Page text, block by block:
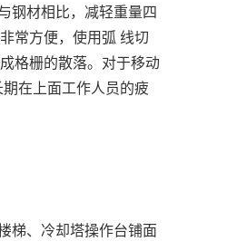
钢材相比，减轻重量四
常方便，使用弧 线切
格栅的散落。对于移动
在上面工作人员的疲
梯、冷却塔操作台铺面